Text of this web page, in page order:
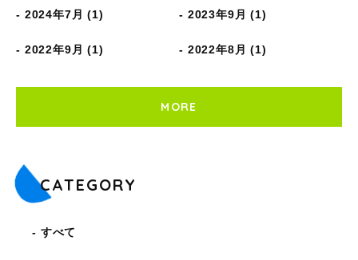
2024年7月 (1) 2023年9月 (1)
2022年9月 (1) 2022年8月 (1)
MORE
CATEGORY
すべて